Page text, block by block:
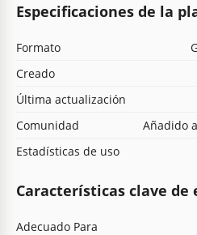
Especificaciones de la
Formato
Creado
Última actualización
Comunidad
Añadido
Estadísticas de uso
Características clave
Adecuado Para